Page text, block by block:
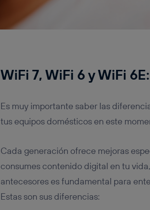
WiFi 7, WiFi 6 y WiFi
Es muy importante saber las
tus equipos domésticos en este
Cada generación ofrece mejoras
consumes contenido digital en tu
antecesores es fundamental para
Estas son sus diferencias: